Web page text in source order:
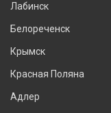
Лабинск
Белореченск
Крымск
Красная Поляна
Адлер